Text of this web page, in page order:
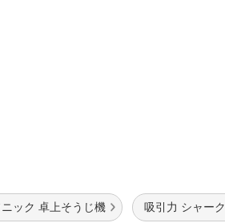
ニック 卓上そうじ機 吸引力 シャーク